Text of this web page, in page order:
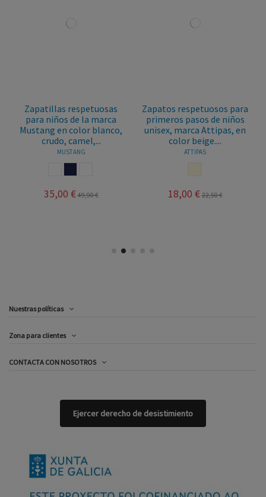
Zapatillas respetuosas
para niños de la marca
Mustang en color blanco,
crudo, camel,...
MUSTANG
35,00 € 49,90 €
Zapatos respetuosos para
primeros pasos de niños
unisex, marca Attipas, en
color beige....
ATTIPAS
18,00 € 22,50 €
Nuestras políticas
Zona para clientes
CONTACTA CON NOSOTROS
Ejercer derecho de desistimiento